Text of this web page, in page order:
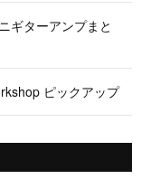
ギターアンプまと
ピックアップ